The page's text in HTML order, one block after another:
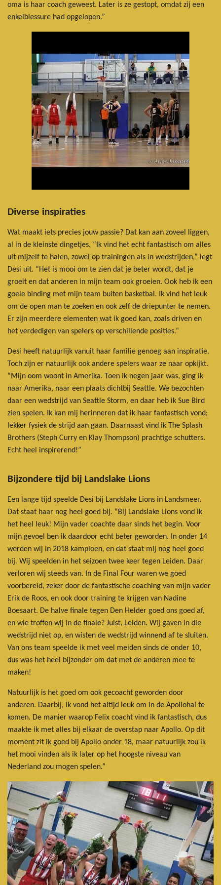
oma is haar coach geweest. Later is ze gestopt, omdat zij een
enkelblessure had opgelopen.”
Diverse inspiraties
Wat maakt iets precies jouw passie? Dat kan aan zoveel liggen,
al in de kleinste dingetjes. “Ik vind het echt fantastisch om alles
uit mijzelf te halen, zowel op trainingen als in wedstrijden,” legt
Desi uit. “Het is mooi om te zien dat je beter wordt, dat je
groeit en dat anderen in mijn team ook groeien. Ook heb ik een
goeie binding met mijn team buiten basketbal. Ik vind het leuk
om de open man te zoeken en ook zelf de driepunter te nemen.
Er zijn meerdere elementen wat ik goed kan, zoals driven en
het verdedigen van spelers op verschillende posities.”
Desi heeft natuurlijk vanuit haar familie genoeg aan inspiratie.
Toch zijn er natuurlijk ook andere spelers waar ze naar opkijkt.
“Mijn oom woont in Amerika. Toen ik negen jaar was, ging ik
naar Amerika, naar een plaats dichtbij Seattle. We bezochten
daar een wedstrijd van Seattle Storm, en daar heb ik Sue Bird
zien spelen. Ik kan mij herinneren dat ik haar fantastisch vond;
lekker fysiek de strijd aan gaan. Daarnaast vind ik The Splash
Brothers (Steph Curry en Klay Thompson) prachtige schutters.
Echt heel inspirerend!”
Bijzondere tijd bij Landslake Lions
Een lange tijd speelde Desi bij Landslake Lions in Landsmeer.
Dat staat haar nog heel goed bij. “Bij Landslake Lions vond ik
het heel leuk! Mijn vader coachte daar sinds het begin. Voor
mijn gevoel ben ik daardoor echt beter geworden. In onder 14
werden wij in 2018 kampioen, en dat staat mij nog heel goed
bij. Wij speelden in het seizoen twee keer tegen Leiden. Daar
verloren wij steeds van. In de Final Four waren we goed
voorbereid, zeker door de fantastische coaching van mijn vader
Erik de Roos, en ook door training te krijgen van Nadine
Boesaart. De halve finale tegen Den Helder goed ons goed af,
en wie troffen wij in de finale? Juist, Leiden. Wij gaven in die
wedstrijd niet op, en wisten de wedstrijd winnend af te sluiten.
Van ons team speelde ik met veel meiden sinds de onder 10,
dus was het heel bijzonder om dat met de anderen mee te
maken!
Natuurlijk is het goed om ook gecoacht geworden door
anderen. Daarbij, ik vond het altijd leuk om in de Apollohal te
komen. De manier waarop Felix coacht vind ik fantastisch, dus
maakte ik met alles bij elkaar de overstap naar Apollo. Op dit
moment zit ik goed bij Apollo onder 18, maar natuurlijk zou ik
het mooi vinden als ik later op het hoogste niveau van
Nederland zou mogen spelen.”